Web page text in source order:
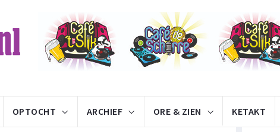
OPTOCHT ARCHIEF ORE & ZIEN KETAKT